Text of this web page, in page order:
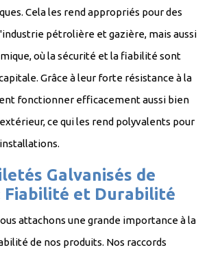
Cela les rend appropriés pour des
pétrolière et gazière, mais aussi
où la sécurité et la fiabilité sont
Grâce à leur forte résistance à la
fonctionner efficacement aussi bien
ce qui les rend polyvalents pour
Galvanisés de
Fiabilité et Durabilité
attachons une grande importance à la
de nos produits. Nos raccords